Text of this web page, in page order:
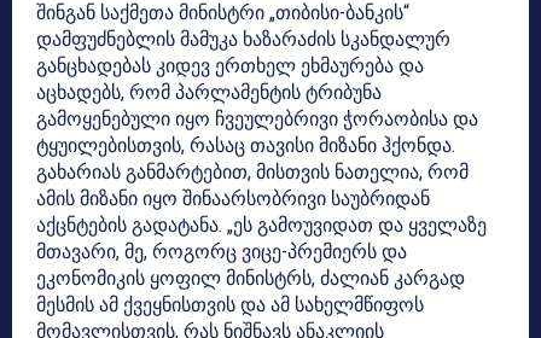
შინგან საქმეთა მინისტრი „თიბისი-ბანკის“
დამფუძნებლის მამუკა ხაზარაძის სკანდალურ
განცხადებას კიდევ ერთხელ ეხმაურება და
აცხადებს, რომ პარლამენტის ტრიბუნა
გამოყენებული იყო ჩვეულებრივი ჭორაობისა და
ტყუილებისთვის, რასაც თავისი მიზანი ჰქონდა.
გახარიას განმარტებით, მისთვის ნათელია, რომ
ამის მიზანი იყო შინაარსობრივი საუბრიდან
აქცნტების გადატანა. „ეს გამოუვიდათ და ყველაზე
მთავარი, მე, როგორც ვიცე-პრემიერს და
ეკონომიკის ყოფილ მინისტრს, ძალიან კარგად
მესმის ამ ქვეყნისთვის და ამ სახელმწიფოს
მომავლისთვის, რას ნიშნავს ანაკლიის